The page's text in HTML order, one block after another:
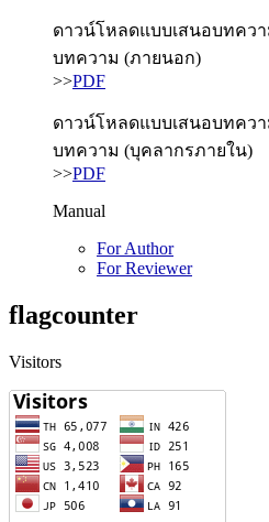
ดาวน์โหลดแบบเสนอบทคว
บทความ (ภายนอก)
>>PDF
ดาวน์โหลดแบบเสนอบทคว
บทความ (บุคลากรภายใน)
>>PDF
Manual
For Author
For Reviewer
flagcounter
Visitors